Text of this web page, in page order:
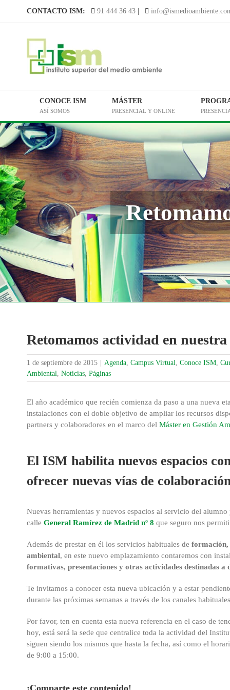
CONTACTO ISM: 91 444 36 43
CONOCE ISM
ASÍ SOMOS
MÁSTER
PRESENCIAL Y ONLINE
Retomamos actividad en nuestra
1 de septiembre de 2015 Agenda, Campus Virtual, Conoce ISM,
Ambiental, Noticias, Páginas
El año académico que recién comienza da paso a una nueva
instalaciones con el doble objetivo de ampliar los recursos
partners y colaboradores en el marco del Máster en Gestión
El ISM habilita nuevos espacios
ofrecer nuevas vías de
Nuevas herramientas y nuevos espacios al servicio del
calle General Ramírez de Madrid nº 8 que seguro nos
Además de prestar en él los servicios habituales de formación,
ambiental, en este nuevo emplazamiento contaremos con
formativas, presentaciones y otras actividades destinadas
Te invitamos a conocer esta nueva ubicación y a estar
durante las próximas semanas a través de los canales
Por favor, ten en cuenta esta nueva referencia en el caso de
hoy, está será la sede que centralice toda la actividad del
siguen siendo los mismos que hasta la fecha, así como el
de 9:00 a 15:00.
¡Comparte este contenido!